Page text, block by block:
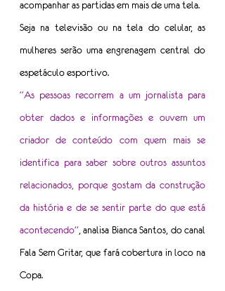
acompanhar as partidas em mais de uma tela.
Seja na televisão ou na tela do celular, as
mulheres serão uma engrenagem central do
espetáculo esportivo.
“As pessoas recorrem a um jornalista para
obter dados e informações e ouvem um
criador de conteúdo com quem mais se
identifica para saber sobre outros assuntos
relacionados, porque gostam da construção
da história e de se sentir parte do que está
acontecendo” , analisa Bianca Santos, do canal
Fala Sem Gritar, que fará cobertura in loco na
Copa.